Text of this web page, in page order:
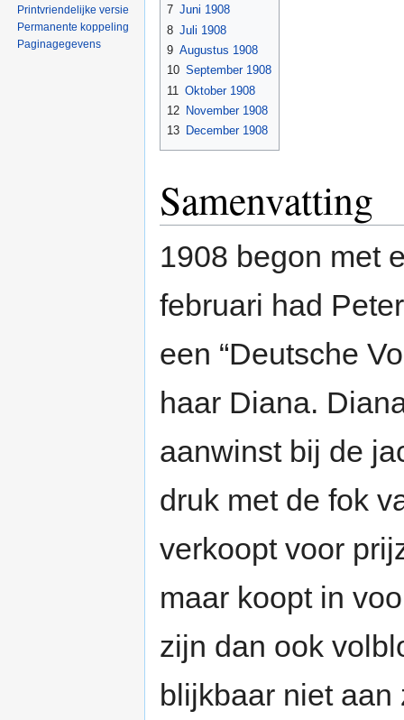
7 Juni 1908
8 Juli 1908
9 Augustus 1908
10 September 1908
11 Oktober 1908
12 November 1908
13 December 1908
Samenvatting
1908 begon met
februari had
een “Deutsche
haar Diana.
aanwinst bij de
druk met de fok
verkoopt voor
maar koopt in
zijn dan ook
blijkbaar niet
Printvriendelijke versie
Permanente koppeling
Paginagegevens